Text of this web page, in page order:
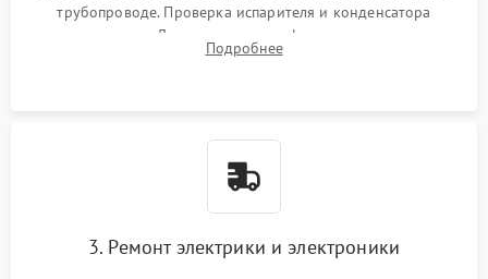
трубопроводе. Проверка испарителя и конденсатора
течеискателем. Демонтаж старого фильтра-осушителя и
продувка капиллярной трубки для устранения засоров.
Подробнее
3. Ремонт электрики и электроники